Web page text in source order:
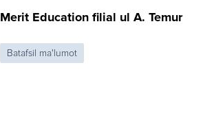
Merit Education filial ul A. Temur
Batafsil ma'lumot